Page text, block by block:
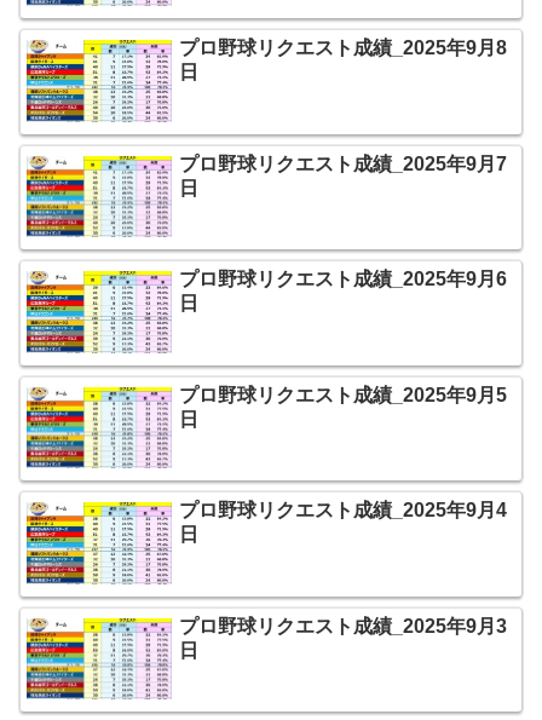
プロ野球リクエスト成績_2025年9月8
日
プロ野球リクエスト成績_2025年9月7
日
プロ野球リクエスト成績_2025年9月6
日
プロ野球リクエスト成績_2025年9月5
日
プロ野球リクエスト成績_2025年9月4
日
プロ野球リクエスト成績_2025年9月3
日